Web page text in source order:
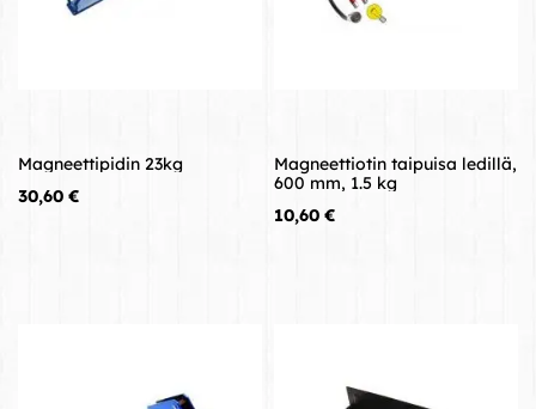
Magneettipidin 23kg
Hinta
30,60 €
Magneettiotin taipuisa ledillä,
600 mm, 1.5 kg
Hinta
10,60 €